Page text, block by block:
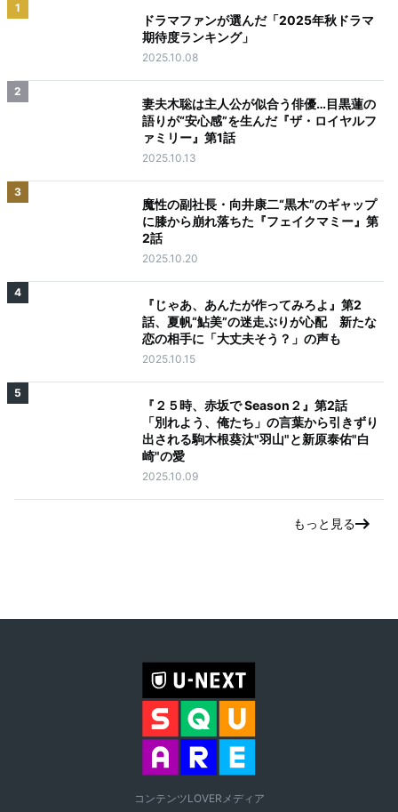
1
ドラマファンが選んだ「2025年秋ドラマ
期待度ランキング」
2025.10.08
2
妻夫木聡は主人公が似合う俳優…目黒蓮の
語りが“安心感”を生んだ『ザ・ロイヤルフ
ァミリー』第1話
2025.10.13
3
魔性の副社長・向井康二“黒木”のギャップ
に膝から崩れ落ちた『フェイクマミー』第
2話
2025.10.20
4
『じゃあ、あんたが作ってみろよ』第2
話、夏帆“鮎美”の迷走ぶりが心配 新たな
恋の相手に「大丈夫そう？」の声も
2025.10.15
5
『２５時、赤坂で Season２』第2話
「別れよう、俺たち」の言葉から引きずり
出される駒木根葵汰"羽山"と新原泰佑"白
崎"の愛
2025.10.09
もっと見る
コンテンツLOVERメディア